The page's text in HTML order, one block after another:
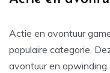
Actie en avontuur
populaire categorie.
avontuur en